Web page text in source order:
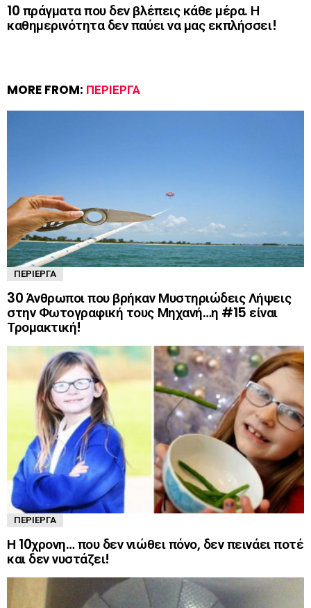
10 πράγματα που δεν βλέπεις κάθε μέρα. Η
καθημερινότητα δεν παύει να μας εκπλήσσει!
MORE FROM: ΠΕΡΊΕΡΓΑ
ΠΕΡΊΕΡΓΑ
30 Άνθρωποι που βρήκαν Μυστηριώδεις Λήψεις
στην Φωτογραφική τους Μηχανή…η #15 είναι
Τρομακτική!
ΠΕΡΊΕΡΓΑ
Η 10χρονη… που δεν νιώθει πόνο, δεν πεινάει ποτέ
και δεν νυστάζει!